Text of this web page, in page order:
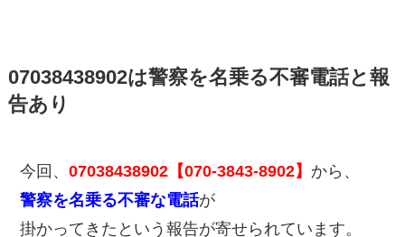
07038438902は警察を名乗る不審電話と報
告あり
今回、07038438902【070-3843-8902】 から、
警察を名乗る不審な電話が
掛かってきたという報告が寄せられています。